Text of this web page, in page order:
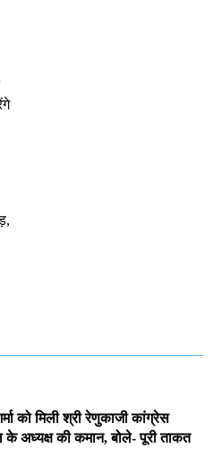
को मिली श्री रेणुकाजी कांग्रेस
के अध्यक्ष की कमान, बोले- पूरी ताकत